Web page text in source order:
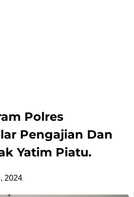
Polres
Pengajian Dan
Yatim Piatu.
2024